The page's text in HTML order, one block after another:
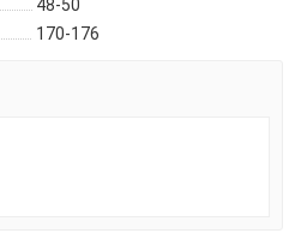
48-50
170-176